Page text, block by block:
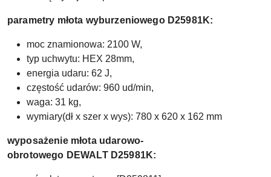
parametry młota wyburzeniowego D25981K:
moc znamionowa: 2100 W,
typ uchwytu: HEX 28mm,
energia udaru: 62 J,
częstość udarów: 960 ud/min,
waga: 31 kg,
wymiary(dł x szer x wys): 780 x 620 x 162 mm
wyposażenie młota udarowo-
obrotowego DEWALT D25981K: